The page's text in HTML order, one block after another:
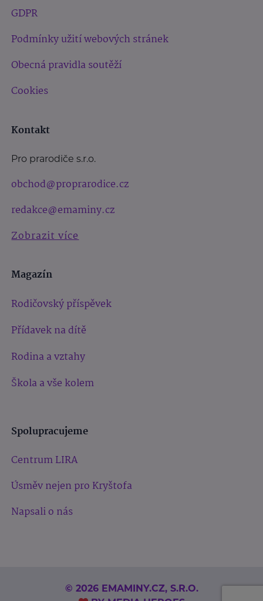
GDPR
Podmínky užití webových stránek
Obecná pravidla soutěží
Cookies
Kontakt
Pro prarodiče s.r.o.
obchod@proprarodice.cz
redakce@emaminy.cz
Zobrazit více
Magazín
Rodičovský příspěvek
Přídavek na dítě
Rodina a vztahy
Škola a vše kolem
Spolupracujeme
Centrum LIRA
Úsměv nejen pro Kryštofa
Napsali o nás
© 2026 EMAMINY.CZ, S.R.O.